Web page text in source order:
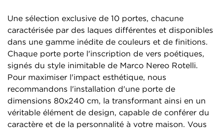
Une sélection exclusive de 10 portes, chacune
caractérisée par des laques différentes et disponibles
dans une gamme inédite de couleurs et de finitions.
Chaque porte porte l'inscription de vers poétiques,
signés du style inimitable de Marco Nereo Rotelli.
Pour maximiser l'impact esthétique, nous
recommandons l'installation d'une porte de
dimensions 80x240 cm, la transformant ainsi en un
véritable élément de design, capable de conférer du
caractère et de la personnalité à votre maison. Vous